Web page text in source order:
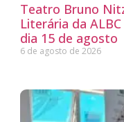
Teatro Bruno
Literária da
dia 15 de agosto
6 de agosto de 2026